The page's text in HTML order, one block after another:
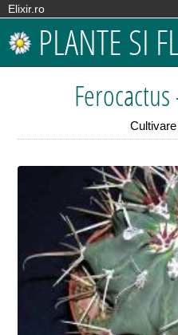
Elixir.ro
PLANTE SI